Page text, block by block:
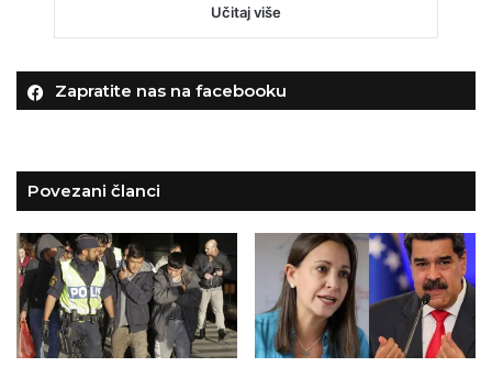
Učitaj više
Zapratite nas na facebooku
Povezani članci